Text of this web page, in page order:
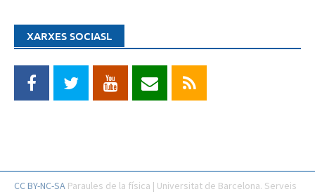
XARXES SOCIASL
CC BY-NC-SA Paraules de la física | Universitat de Barcelona. Serveis